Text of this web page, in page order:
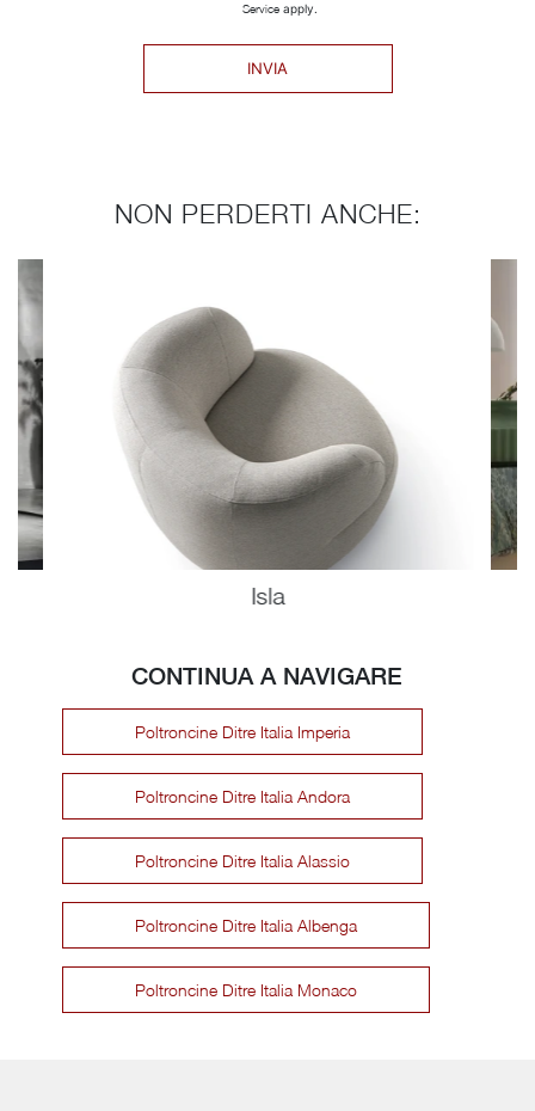
Serviceapply.
INVIA
NON PERDERTI ANCHE:
Isla
CONTINUA A NAVIGARE
Poltroncine Ditre Italia Imperia
Poltroncine Ditre Italia Andora
Poltroncine Ditre Italia Alassio
Poltroncine Ditre Italia Albenga
Poltroncine Ditre Italia Monaco